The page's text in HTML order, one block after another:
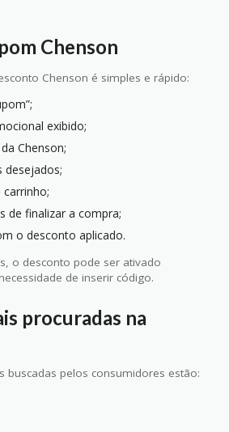
Chenson
Chenson é simples e rápido:
exibido;
Chenson;
desejados;
de finalizar a compra;
o desconto aplicado.
o desconto pode ser ativado
de inserir código.
procuradas na
buscadas pelos consumidores estão: